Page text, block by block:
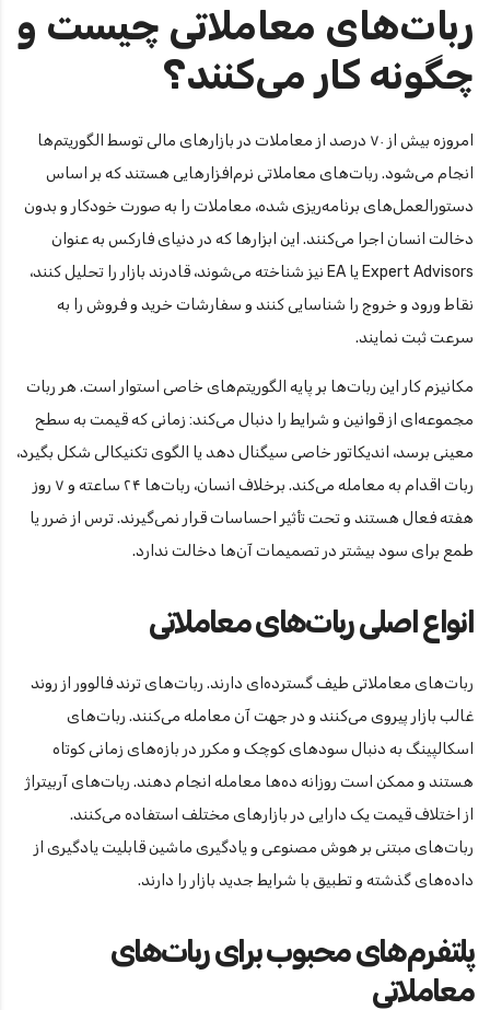
ربات‌های معاملاتی چیست و
چگونه کار می‌کنند؟
امروزه بیش از ۷۰ درصد از معاملات در بازارهای مالی توسط الگوریتم‌ها
انجام می‌شود. ربات‌های معاملاتی نرم‌افزارهایی هستند که بر اساس
دستورالعمل‌های برنامه‌ریزی شده، معاملات را به صورت خودکار و بدون
دخالت انسان اجرا می‌کنند. این ابزارها که در دنیای فارکس به عنوان
Expert Advisors یا EA نیز شناخته می‌شوند، قادرند بازار را تحلیل کنند،
نقاط ورود و خروج را شناسایی کنند و سفارشات خرید و فروش را به
سرعت ثبت نمایند.
مکانیزم کار این ربات‌ها بر پایه الگوریتم‌های خاصی استوار است. هر ربات
مجموعه‌ای از قوانین و شرایط را دنبال می‌کند: زمانی که قیمت به سطح
معینی برسد، اندیکاتور خاصی سیگنال دهد یا الگوی تکنیکالی شکل بگیرد،
ربات اقدام به معامله می‌کند. برخلاف انسان، ربات‌ها ۲۴ ساعته و ۷ روز
هفته فعال هستند و تحت تأثیر احساسات قرار نمی‌گیرند. ترس از ضرر یا
طمع برای سود بیشتر در تصمیمات آن‌ها دخالت ندارد.
انواع اصلی ربات‌های معاملاتی
ربات‌های معاملاتی طیف گسترده‌ای دارند. ربات‌های ترند فالوور از روند
غالب بازار پیروی می‌کنند و در جهت آن معامله می‌کنند. ربات‌های
اسکالپینگ به دنبال سودهای کوچک و مکرر در بازه‌های زمانی کوتاه
هستند و ممکن است روزانه ده‌ها معامله انجام دهند. ربات‌های آربیتراژ
از اختلاف قیمت یک دارایی در بازارهای مختلف استفاده می‌کنند.
ربات‌های مبتنی بر هوش مصنوعی و یادگیری ماشین قابلیت یادگیری از
داده‌های گذشته و تطبیق با شرایط جدید بازار را دارند.
پلتفرم‌های محبوب برای ربات‌های
معاملاتی